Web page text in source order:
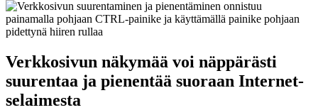
Verkkosivun näkymää voi näppärästi
suurentaa ja pienentää suoraan Internet-
selaimesta